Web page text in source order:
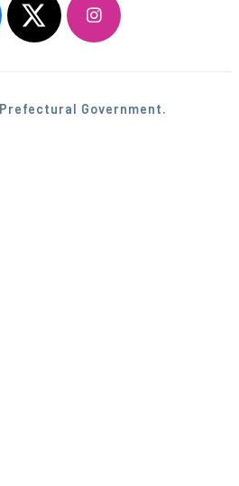
Government.